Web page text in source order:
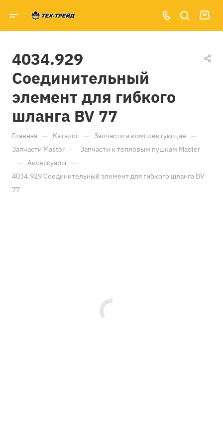
4034.929
Соединительный
элемент для гибкого
шланга BV 77
Главная — Каталог — Запчасти и комплектующие —
Запчасти Master — Запчасти к тепловым пушкам Master
— Аксессуары —
4034.929 Соединительный элемент для гибкого шланга BV
77